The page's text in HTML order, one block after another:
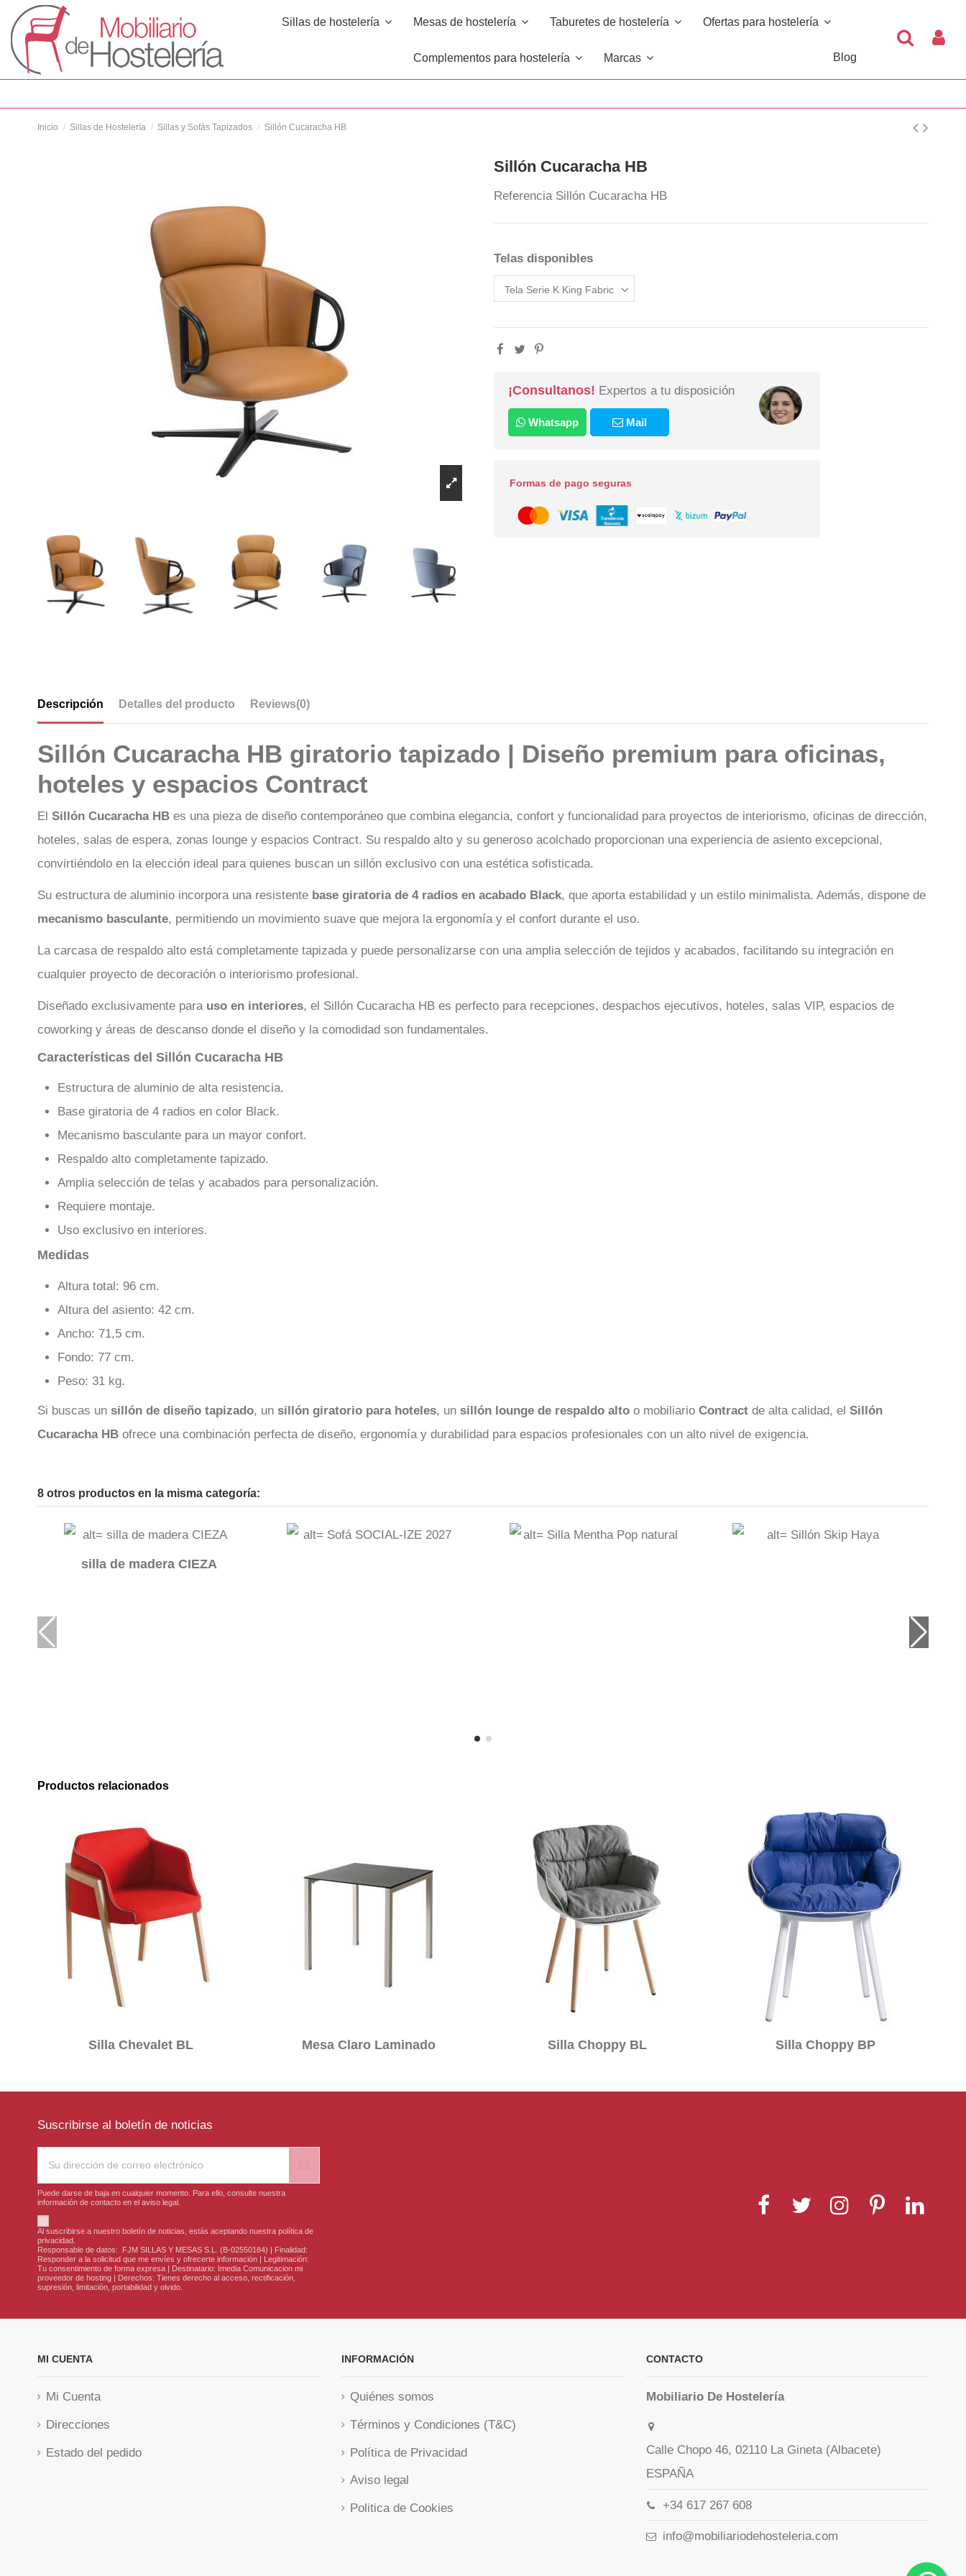
Sillas de hostelería Mesas de hostelería Taburetes de hostelería Ofertas para hostelería
Complementos para hostelería Marcas Blog
Inicio Sillas de Hostelería Sillas y Sofás Tapizados Sillón Cucaracha HB
Sillón Cucaracha HB
Referencia Sillón Cucaracha HB
Telas disponibles
¡Consultanos! Expertos a tu disposición
Whatsapp Mail
Formas de pago seguras
Descripción Detalles del producto Reviews(0)
Sillón Cucaracha HB giratorio tapizado | Diseño premium para oficinas,
hoteles y espacios Contract
El Sillón Cucaracha HB es una pieza de diseño contemporáneo que combina elegancia, confort y funcionalidad para proyectos de interiorismo, oficinas de dirección,
hoteles, salas de espera, zonas lounge y espacios Contract. Su respaldo alto y su generoso acolchado proporcionan una experiencia de asiento excepcional,
convirtiéndolo en la elección ideal para quienes buscan un sillón exclusivo con una estética sofisticada.
Su estructura de aluminio incorpora una resistente base giratoria de 4 radios en acabado Black, que aporta estabilidad y un estilo minimalista. Además, dispone de
mecanismo basculante, permitiendo un movimiento suave que mejora la ergonomía y el confort durante el uso.
La carcasa de respaldo alto está completamente tapizada y puede personalizarse con una amplia selección de tejidos y acabados, facilitando su integración en
cualquier proyecto de decoración o interiorismo profesional.
Diseñado exclusivamente para uso en interiores, el Sillón Cucaracha HB es perfecto para recepciones, despachos ejecutivos, hoteles, salas VIP, espacios de
coworking y áreas de descanso donde el diseño y la comodidad son fundamentales.
Características del Sillón Cucaracha HB
Estructura de aluminio de alta resistencia.
Base giratoria de 4 radios en color Black.
Mecanismo basculante para un mayor confort.
Respaldo alto completamente tapizado.
Amplia selección de telas y acabados para personalización.
Requiere montaje.
Uso exclusivo en interiores.
Medidas
Altura total: 96 cm.
Altura del asiento: 42 cm.
Ancho: 71,5 cm.
Fondo: 77 cm.
Peso: 31 kg.
Si buscas un sillón de diseño tapizado, un sillón giratorio para hoteles, un sillón lounge de respaldo alto o mobiliario Contract de alta calidad, el Sillón
Cucaracha HB ofrece una combinación perfecta de diseño, ergonomía y durabilidad para espacios profesionales con un alto nivel de exigencia.
8 otros productos en la misma categoría:
silla de madera CIEZA
Productos relacionados
Silla Chevalet BL Mesa Claro Laminado Silla Choppy BL Silla Choppy BP
Suscribirse al boletín de noticias
Puede darse de baja en cualquier momento. Para ello, consulte nuestra
información de contacto en el aviso legal.
Al suscribirse a nuestro boletín de noticias, estás aceptando nuestra política de
privacidad.
Responsable de datos: FJM SILLAS Y MESAS S.L. (B-02550184) | Finalidad:
Responder a la solicitud que me envíes y ofrecerte información | Legitimación:
Tu consentimiento de forma expresa | Destinatario: Imedia Comunicacion mi
proveedor de hosting | Derechos: Tienes derecho al acceso, rectificación,
supresión, limitación, portabilidad y olvido.
MI CUENTA
Mi Cuenta
Direcciones
Estado del pedido
INFORMACIÓN
Quiénes somos
Términos y Condiciones (T&C)
Política de Privacidad
Aviso legal
Politica de Cookies
CONTACTO
Mobiliario De Hostelería
Calle Chopo 46, 02110 La Gineta (Albacete)
ESPAÑA
+34 617 267 608
info@mobiliariodehosteleria.com